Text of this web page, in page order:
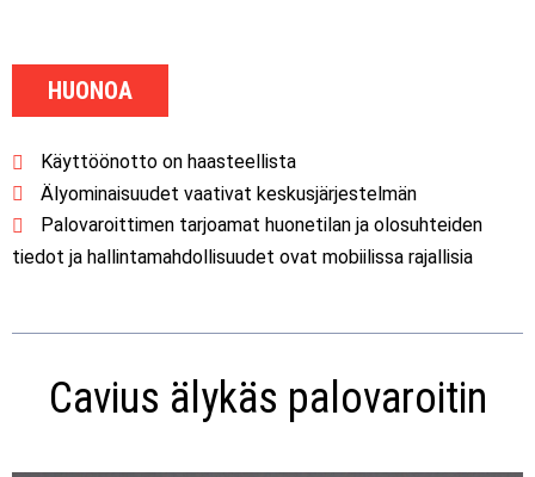
HUONOA
Käyttöönotto on haasteellista
Älyominaisuudet vaativat keskusjärjestelmän
Palovaroittimen tarjoamat huonetilan ja olosuhteiden
tiedot ja hallintamahdollisuudet ovat mobiilissa rajallisia
Cavius älykäs palovaroitin